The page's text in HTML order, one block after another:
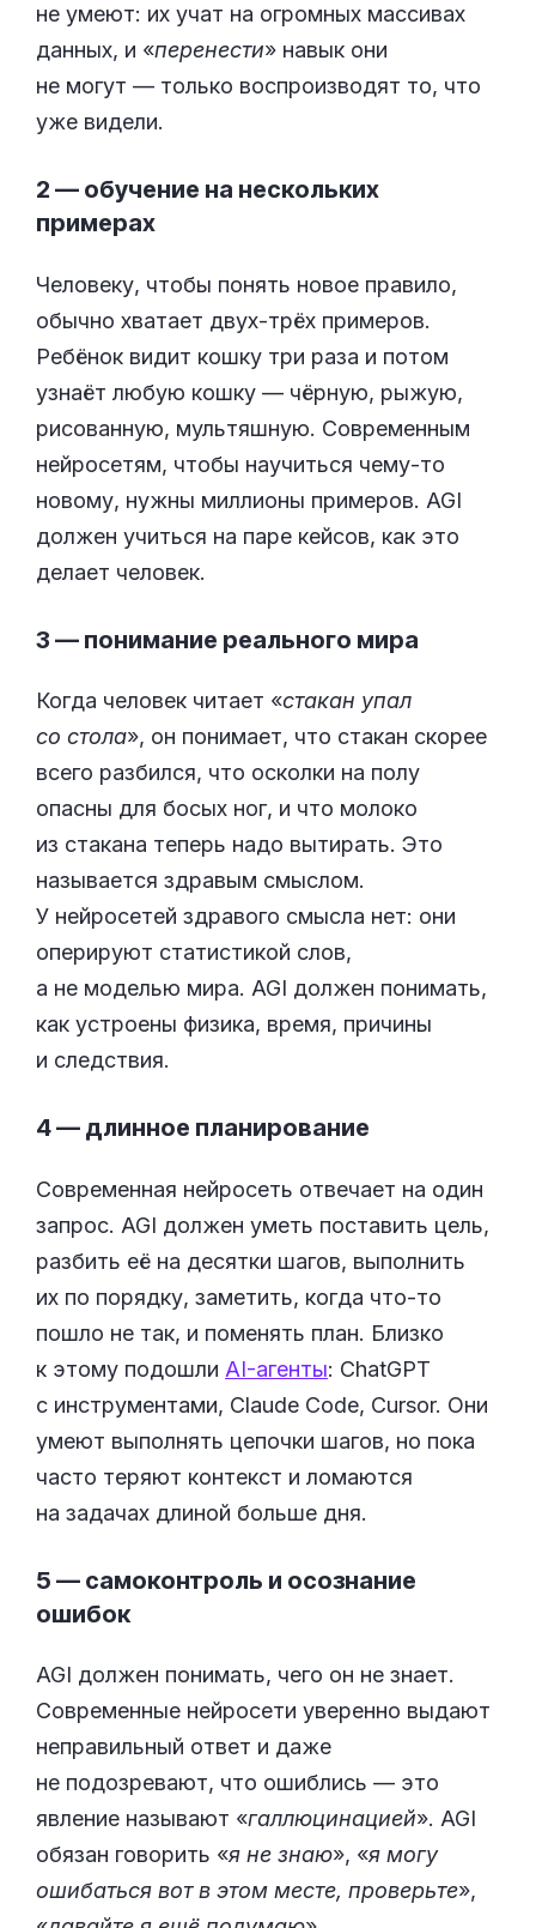
не умеют: их учат на огромных массивах
данных, и «перенести» навык они
не могут — только воспроизводят то, что
уже видели.
2 — обучение на нескольких
примерах
Человеку, чтобы понять новое правило,
обычно хватает двух-трёх примеров.
Ребёнок видит кошку три раза и потом
узнаёт любую кошку — чёрную, рыжую,
рисованную, мультяшную. Современным
нейросетям, чтобы научиться чему-то
новому, нужны миллионы примеров. AGI
должен учиться на паре кейсов, как это
делает человек.
3 — понимание реального мира
Когда человек читает «стакан упал
со стола», он понимает, что стакан скорее
всего разбился, что осколки на полу
опасны для босых ног, и что молоко
из стакана теперь надо вытирать. Это
называется здравым смыслом.
У нейросетей здравого смысла нет: они
оперируют статистикой слов,
а не моделью мира. AGI должен понимать,
как устроены физика, время, причины
и следствия.
4 — длинное планирование
Современная нейросеть отвечает на один
запрос. AGI должен уметь поставить цель,
разбить её на десятки шагов, выполнить
их по порядку, заметить, когда что-то
пошло не так, и поменять план. Близко
к этому подошли AI-агенты: ChatGPT
с инструментами, Claude Code, Cursor. Они
умеют выполнять цепочки шагов, но пока
часто теряют контекст и ломаются
на задачах длиной больше дня.
5 — самоконтроль и осознание
ошибок
AGI должен понимать, чего он не знает.
Современные нейросети уверенно выдают
неправильный ответ и даже
не подозревают, что ошиблись — это
явление называют «галлюцинацией». AGI
обязан говорить «я не знаю», «я могу
ошибаться вот в этом месте, проверьте»,